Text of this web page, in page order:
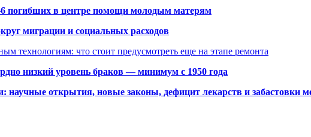
погибших в центре помощи молодым матерям
миграции и социальных расходов
технологиям: что стоит предусмотреть еще на этапе ремонта
низкий уровень браков — минимум с 1950 года
научные открытия, новые законы, дефицит лекарств и забастовки